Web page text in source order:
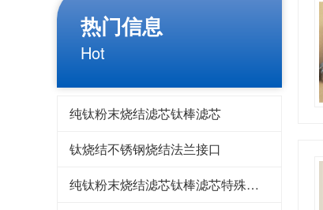
热门信息
Hot
纯钛粉末烧结滤芯钛棒滤芯
钛烧结不锈钢烧结法兰接口
纯钛粉末烧结滤芯钛棒滤芯特殊定制